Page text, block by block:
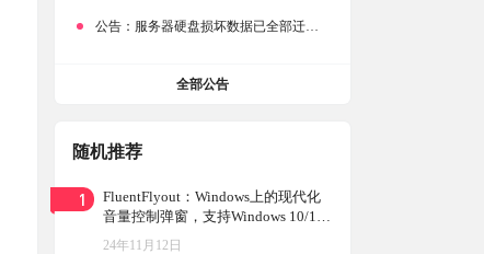
公告： 服务器硬盘损坏数据已全部迁移备份，网站恢复完成！
全部公告
随机推荐
1
FluentFlyout：Windows上的现代化
音量控制弹窗，支持Windows 10/1
1，提供与系统颜色主题相融合的设
24年11月12日